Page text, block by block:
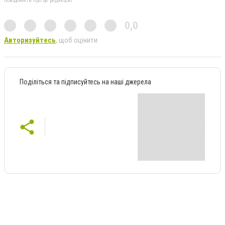
0,0
Авторизуйтесь, щоб оцінити
Поділіться та підписуйтесь на наші джерела